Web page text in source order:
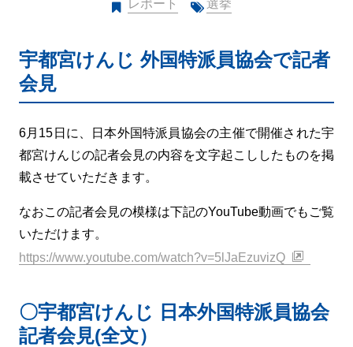
レポート 選挙
宇都宮けんじ 外国特派員協会で記者
会見
6月15日に、日本外国特派員協会の主催で開催された宇
都宮けんじの記者会見の内容を文字起こししたものを掲
載させていただきます。
なおこの記者会見の模様は下記のYouTube動画でもご覧
いただけます。
https://www.youtube.com/watch?v=5lJaEzuvizQ
〇宇都宮けんじ 日本外国特派員協会
記者会見(全文）